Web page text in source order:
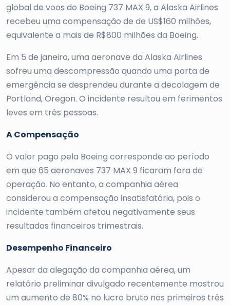
global de voos do Boeing 737 MAX 9, a Alaska Airlines
recebeu uma compensação de de US$160 milhões,
equivalente a mais de R$800 milhões da Boeing.
Em 5 de janeiro, uma aeronave da Alaska Airlines
sofreu uma descompressão quando uma porta de
emergência se desprendeu durante a decolagem de
Portland, Oregon. O incidente resultou em ferimentos
leves em três pessoas.
A Compensação
O valor pago pela Boeing corresponde ao período
em que 65 aeronaves 737 MAX 9 ficaram fora de
operação. No entanto, a companhia aérea
considerou a compensação insatisfatória, pois o
incidente também afetou negativamente seus
resultados financeiros trimestrais.
Desempenho Financeiro
Apesar da alegação da companhia aérea, um
relatório preliminar divulgado recentemente mostrou
um aumento de 80% no lucro bruto nos primeiros três